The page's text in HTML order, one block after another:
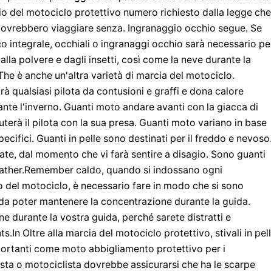
del motociclo protettivo numero richiesto dalla legge che
viaggiare senza. Ingranaggio occhio segue. Se
integrale, occhiali o ingranaggi occhio sarà necessario
polvere e dagli insetti, così come la neve durante la
è anche un'altra varietà di marcia del motociclo.
qualsiasi pilota da contusioni e graffi e dona calore
l'inverno. Guanti moto andare avanti con la giacca di
il pilota con la sua presa. Guanti moto variano in base
Guanti in pelle sono destinati per il freddo e nevoso.
dal momento che vi farà sentire a disagio. Sono guanti
caldo, quando si indossano ogni
motociclo, è necessario fare in modo che si sono
poter mantenere la concentrazione durante la guida.
durante la vostra guida, perché sarete distratti e
Oltre alla marcia del motociclo protettivo, stivali in
come moto abbigliamento protettivo per i
o motociclista dovrebbe assicurarsi che ha le scarpe